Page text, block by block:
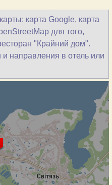
карта Google, карта
для того,
"Крайний дом".
направления в отель или